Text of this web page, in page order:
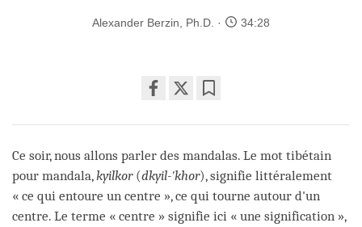
Alexander Berzin, Ph.D. 34:28
on
facebook
Ce soir, nous allons parler des mandalas. Le mot tibétain
pour mandala, kyilkor(dkyil-'khor), signifie littéralement
« ce qui entoure un centre », ce qui tourne autour d'un
centre. Le terme « centre » signifie ici « une signification »,